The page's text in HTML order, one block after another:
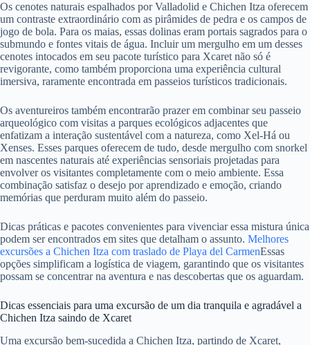
Os cenotes naturais espalhados por Valladolid e Chichen Itza oferecem
um contraste extraordinário com as pirâmides de pedra e os campos de
jogo de bola. Para os maias, essas dolinas eram portais sagrados para o
submundo e fontes vitais de água. Incluir um mergulho em um desses
cenotes intocados em seu pacote turístico para Xcaret não só é
revigorante, como também proporciona uma experiência cultural
imersiva, raramente encontrada em passeios turísticos tradicionais.
Os aventureiros também encontrarão prazer em combinar seu passeio
arqueológico com visitas a parques ecológicos adjacentes que
enfatizam a interação sustentável com a natureza, como Xel-Há ou
Xenses. Esses parques oferecem de tudo, desde mergulho com snorkel
em nascentes naturais até experiências sensoriais projetadas para
envolver os visitantes completamente com o meio ambiente. Essa
combinação satisfaz o desejo por aprendizado e emoção, criando
memórias que perduram muito além do passeio.
Dicas práticas e pacotes convenientes para vivenciar essa mistura única
podem ser encontrados em sites que detalham o assunto. Melhores
excursões a Chichen Itza com traslado de Playa del CarmenEssas
opções simplificam a logística de viagem, garantindo que os visitantes
possam se concentrar na aventura e nas descobertas que os aguardam.
Dicas essenciais para uma excursão de um dia tranquila e agradável a
Chichen Itza saindo de Xcaret
Uma excursão bem-sucedida a Chichen Itza, partindo de Xcaret,